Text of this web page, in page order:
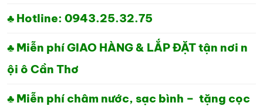
♣ Hotline: 0943.25.32.75
♣ Miễn phí GIAO HÀNG & LẮP ĐẶT tận nơi n
ội ô Cần Thơ
♣ Miễn phí châm nước, sạc bình – tặng cọc